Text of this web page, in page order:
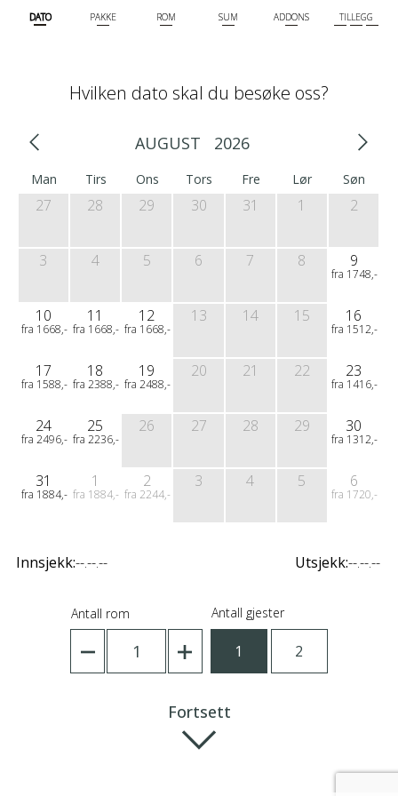
DATO PAKKE ROM SUM ADDONS TILLEGG
Hvilken dato skal du besøke oss?
AUGUST 2026
Man Tirs Ons Tors Fre Lør Søn
27 28 29 30 31 1 2
3 4 5 6 7 8 9
fra 1748,-
10
fra 1668,-
11
fra 1668,-
12
fra 1668,-
13 14 15 16
fra 1512,-
17
fra 1588,-
18
fra 2388,-
19
fra 2488,-
20 21 22 23
fra 1416,-
24
fra 2496,-
25
fra 2236,-
26 27 28 29 30
fra 1312,-
31
fra 1884,-
1
fra 1884,-
2
fra 2244,-
3 4 5 6
fra 1720,-
Innsjekk:--.--.-- Utsjekk:--.--.--
Antall rom
1
Antall gjester
1 2
Fortsett